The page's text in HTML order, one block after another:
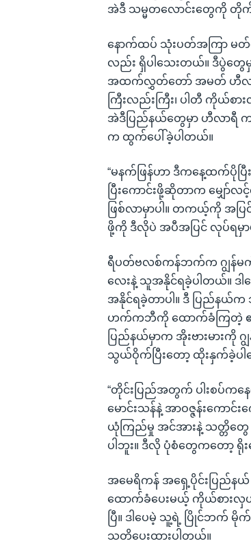
အဲဒီ သမ္မတလောင်းတွေကို တိုက်
နောက်ထပ် သုံးပတ်အကြာ မတ်
လည်း ရှိပါသေးတယ်။ ဒီပွဲတွေ
အထက်လွှတ်တော် အမတ် ဟီလာ
ကြီးလည်းကြီး၊ ပါတီ ကိုယ်စ
အဲဒီပြည်နယ်တွေမှာ ဟီလာရီ
က ထွက်ပေါ်ခဲ့ပါတယ်။
“မနက်ဖြန်ဟာ ဒီကနေ့ထက်ပိုပ
ပြီးကောင်းဖို့ဆိုတာက မျှေ
ဖြစ်လာမှာပါ။ တကယ့်ကို အပ
ဖို့ကို ဒီလိုပဲ အပီအပြင် လုပ်ရမှ
ရီပတ်ဗလစ်ကန်ဘက်က ဂျွန်မ
လေးနဲ့ သူအနိုင်ရခဲ့ပါတယ်။ ဒါ
အနိုင်ရခဲ့တာပါ။ ဒီ ပြည်နယ်
ဟက်ကဘီကို ထောက်ခံကြတဲ့ ဧဝံဂ
ပြည်နယ်မှာက အိုးဗားမားကို
သွယ်ဝိုက်ပြီးတော့ ထိုးနှက်ခဲ့ပ
“တိုင်းပြည်အတွက် ပါးစပ်ကန
မောင်းသန်နဲ့ အာဝဇ္ဇန်းကေ
ယုံကြည်မှု အင်အားနဲ့ သတ္တိတွေ
ပါဘူး။ ဒီလို ပုံစံတွေကတော့ ရိုးန
အမေရိကန် အရှေ့ပိုင်းပြည်နယ်
ထောက်ခံပေးမယ့် ကိုယ်စားလှယ်
ပြီ။ ဒါပေမဲ့ သူ့ရဲ့ ပြိုင်ဘက်
သတိပေးထားပါတယ်။